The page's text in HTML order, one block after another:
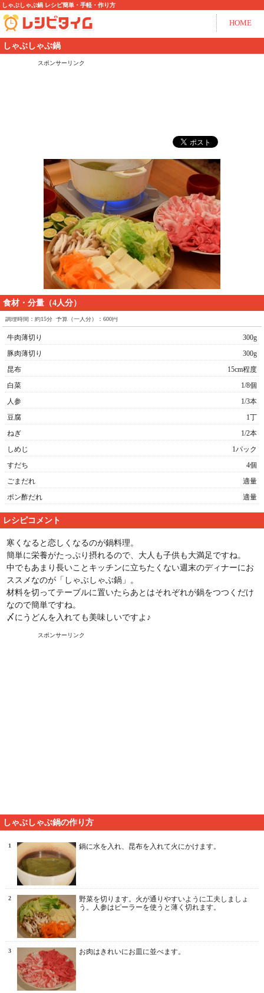
しゃぶしゃぶ鍋 レシピ簡単・手軽・作り方
HOME
しゃぶしゃぶ鍋
スポンサーリンク
食材・分量（4人分）
調理時間：約15分 予算（一人分）：600円
牛肉薄切り
300g
豚肉薄切り
300g
昆布
15cm程度
白菜
1/8個
人参
1/3本
豆腐
1丁
ねぎ
1/2本
しめじ
1パック
すだち
4個
ごまだれ
適量
ポン酢だれ
適量
レシピコメント
寒くなると恋しくなるのが鍋料理。
簡単に栄養がたっぷり摂れるので、大人も子供も大満足ですね。
中でもあまり長いことキッチンに立ちたくない週末のディナーにお
ススメなのが「しゃぶしゃぶ鍋」。
材料を切ってテーブルに置いたらあとはそれぞれが鍋をつつくだけ
なので簡単ですね。
〆にうどんを入れても美味しいですよ♪
スポンサーリンク
しゃぶしゃぶ鍋の作り方
1 鍋に水を入れ、昆布を入れて火にかけます。
2
野菜を切ります。火が通りやすいように工夫しましょ
う。人参はピーラーを使うと薄く切れます。
3 お肉はきれいにお皿に並べます。